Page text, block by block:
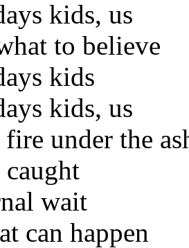
kids, us
to believe
kids
kids, us
under the
wait
can happen